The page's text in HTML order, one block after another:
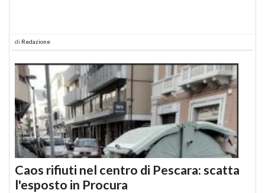
di Redazione
Caos rifiuti nel centro di Pescara: scatta
l'esposto in Procura